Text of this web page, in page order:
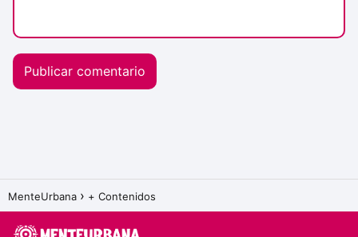
MenteUrbana + Contenidos